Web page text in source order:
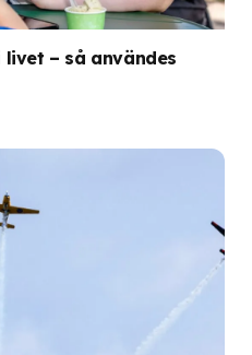
– så användes